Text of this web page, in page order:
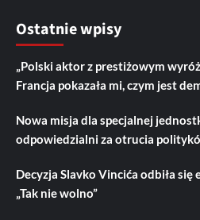
Ostatnie wpisy
„Polski aktor z prestiżowym
Francja pokazała mi, czym jest
Nowa misja dla specjalnej
odpowiedzialni za otrucia
Decyzja Slavko Vincića odbiła się
„Tak nie wolno”